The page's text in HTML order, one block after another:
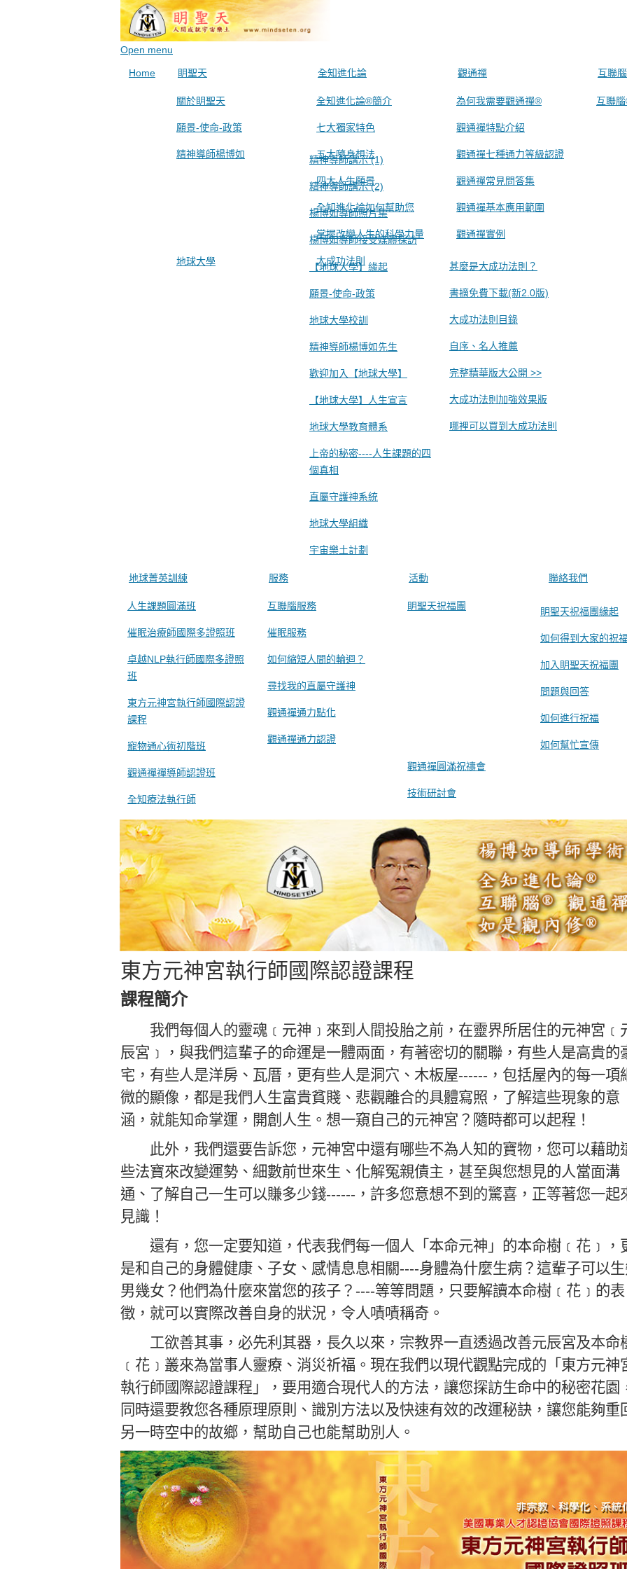
Open menu
Home 眀聖天
關於眀聖天
願景-使命-政策
精神導師楊博如 精神導師講示 (1)
精神導師講示 (2)
楊博如導師照片集
楊博如導師接受媒體採訪
地球大學
【地球大學】緣起
願景-使命-政策
地球大學校訓
精神導師楊博如先生
歡迎加入【地球大學】
【地球大學】人生宣言
地球大學教育體系
上帝的秘密----人生課題的四
個真相
直屬守護神系統
地球大學組織
宇宙樂土計劃
全知進化論
全知進化論®簡介
七大獨家特色
五大隨身想法
四大人生願景
全知進化論如何幫助您
掌握改變人生的科學力量
大成功法則 甚麼是大成功法則？
書摘免費下載(新2.0版)
大成功法則目錄
自序、名人推薦
完整精華版大公開 >>
大成功法則加強效果版
哪裡可以買到大成功法則
觀通禪
為何我需要觀通禪®
觀通禪特點介紹
觀通禪七種通力等級認證
觀通禪常見問答集
觀通禪基本應用範圍
觀通禪實例
互聯腦
互聯
地球菁英訓練
人生課題圓滿班
催眠治療師國際多證照班
卓越NLP執行師國際多證照
班
東方元神宮執行師國際認證
課程
寵物通心術初階班
觀通禪禪導師認證班
全知療法執行師
服務
互聯腦服務
催眠服務
如何縮短人間的輪迴？
尋找我的直屬守護神
觀通禪通力點化
觀通禪通力認證
活動
眀聖天祝福團 眀聖天祝福團緣起
如何得到大家的祝
加入眀聖天祝福團
問題與回答
如何進行祝福
如何幫忙宣傳
觀通禪圓滿祝禱會
技術研討會
聯絡我們
東方元神宮執行師國際認證課程
課程簡介
我們每個人的靈魂﹝元神﹞來到人間投胎之前，在靈界所居住的元神宮 ﹝
辰宮 ﹞，與我們這輩子的命運是一體兩面，有著密切的關聯，有些人是高貴的
宅，有些人是洋房、瓦厝，更有些人是洞穴、木板屋------，包括屋內的每一項
微的顯像，都是我們人生富貴貧賤、悲觀離合的具體寫照，了解這些現象的意
涵，就能知命掌運，開創人生。想一窺自己的元神宮？隨時都可以起程！
此外，我們還要告訴您，元神宮中還有哪些不為人知的寶物，您可以藉助
些法寶來改變運勢、細數前世來生、化解冤親債主，甚至與您想見的人當面溝
通、了解自己一生可以賺多少錢------，許多您意想不到的驚喜，正等著您一起
見識！
還有，您一定要知道，代表我們每一個人「本命元神」的本命樹﹝花﹞，
是和自己的身體健康、子女、感情息息相關----身體為什麼生病？這輩子可以
男幾女？他們為什麼來當您的孩子？----等等問題，只要解讀本命樹﹝花﹞的表
徵，就可以實際改善自身的狀況，令人嘖嘖稱奇。
工欲善其事，必先利其器，長久以來，宗教界一直透過改善元辰宮及本命
﹝花﹞叢來為當事人靈療、消災祈福。現在我們以現代觀點完成的「東方元神
執行師國際認證課程」，要用適合現代人的方法，讓您探訪生命中的秘密花園
同時還要教您各種原理原則、識別方法以及快速有效的改運秘訣，讓您能夠重
另一時空中的故鄉，幫助自己也能幫助別人。